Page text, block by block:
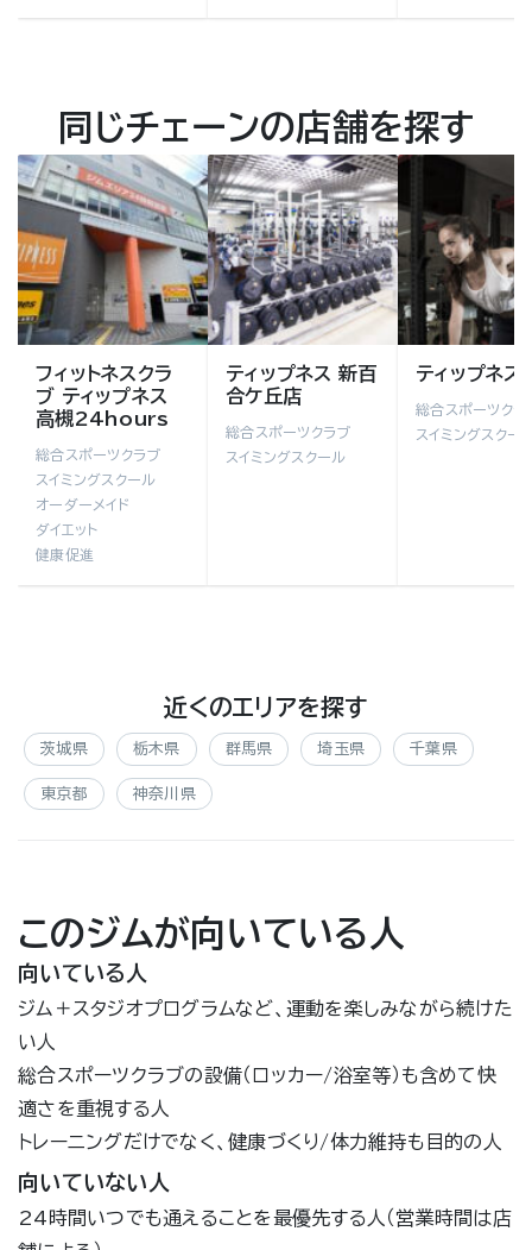
同じチェーンの店舗を探す
フィットネスクラ
ブ ティップネス
高槻24hours
総合スポーツクラブ
スイミングスクール
オーダーメイド
ダイエット
健康促進
ティップネス 新百
合ケ丘店
総合スポーツクラブ
スイミングスクール
ティップネス
総合スポーツクラ
スイミングスクー
近くのエリアを探す
茨城県 栃木県 群馬県 埼玉県 千葉県
東京都 神奈川県
このジムが向いている人
向いている人
ジム＋スタジオプログラムなど、運動を楽しみながら続けた
い人
総合スポーツクラブの設備（ロッカー/浴室等）も含めて快
適さを重視する人
トレーニングだけでなく、健康づくり/体力維持も目的の人
向いていない人
24時間いつでも通えることを最優先する人（営業時間は店